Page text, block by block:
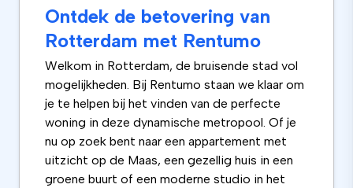
Ontdek de betovering van
Rotterdam met Rentumo
Welkom in Rotterdam, de bruisende stad vol
mogelijkheden. Bij Rentumo staan we klaar om
je te helpen bij het vinden van de perfecte
woning in deze dynamische metropool. Of je
nu op zoek bent naar een appartement met
uitzicht op de Maas, een gezellig huis in een
groene buurt of een moderne studio in het